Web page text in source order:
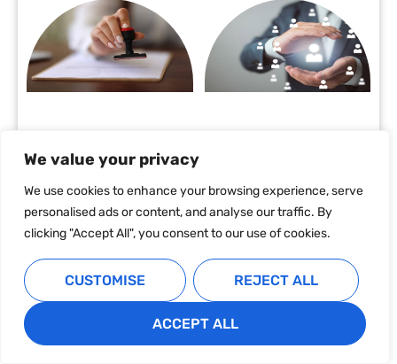
We value your privacy
We use cookies to enhance your browsing experience, serve
personalised ads or content, and analyse our traffic. By
clicking "Accept All", you consent to our use of cookies.
CUSTOMISE REJECT ALL
ACCEPT ALL